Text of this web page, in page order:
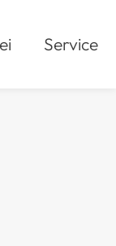
Service